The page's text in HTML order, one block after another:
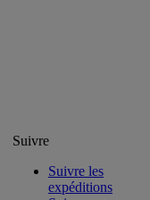
Suivre
Suivre les
expéditions